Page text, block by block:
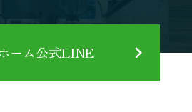
ーム公式LINE